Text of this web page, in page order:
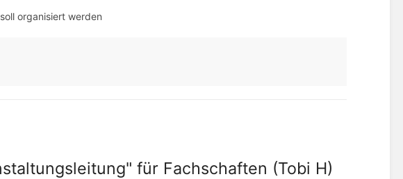
organisiert werden
für Fachschaften (Tobi H)